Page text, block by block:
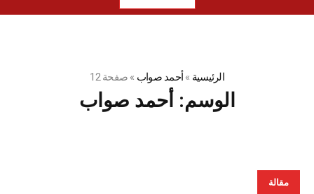
الرئيسية »أحمد صواب »صفحة 12
الوسم:أحمد صواب
مقالة